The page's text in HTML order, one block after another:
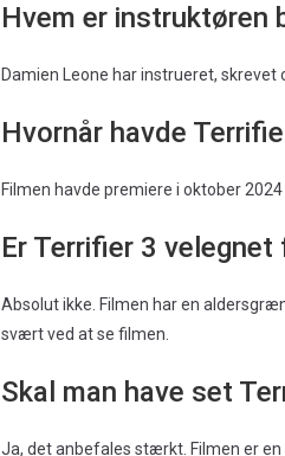
Hvem er instruktøren
Damien Leone har instrueret,
Hvornår havde
Filmen havde premiere i oktober
Er Terrifier 3 velegnet
Absolut ikke. Filmen har en
svært ved at se filmen.
Skal man have set
Ja, det anbefales stærkt. Filmen er